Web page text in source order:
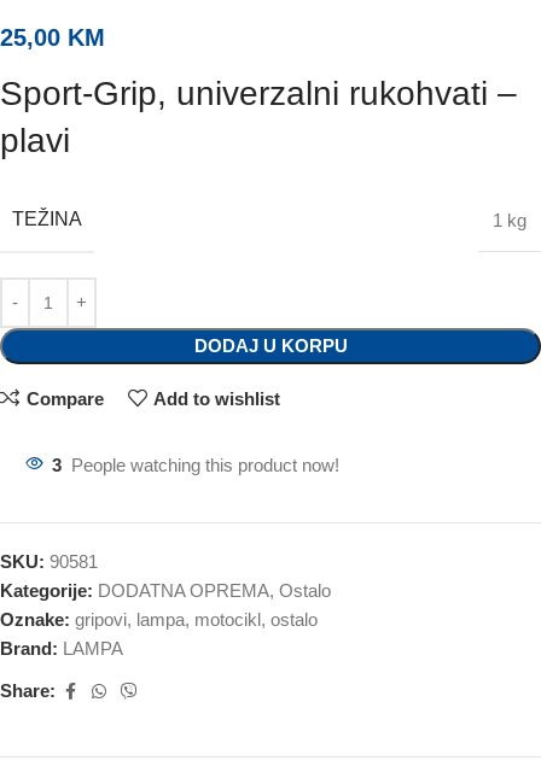
25,00 KM
Sport-Grip, univerzalni rukohvati –
plavi
TEŽINA 1 kg
DODAJ U KORPU
Compare Add to wishlist
3 People watching this product now!
SKU: 90581
Kategorije: DODATNA OPREMA, Ostalo
Oznake: gripovi, lampa, motocikl, ostalo
Brand: LAMPA
Share: